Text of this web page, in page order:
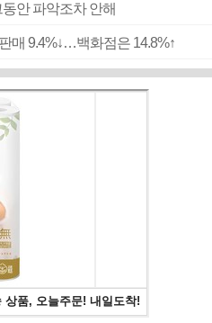
안 파악조차 안해
매 9.4%↓…백화점은 14.8%↑